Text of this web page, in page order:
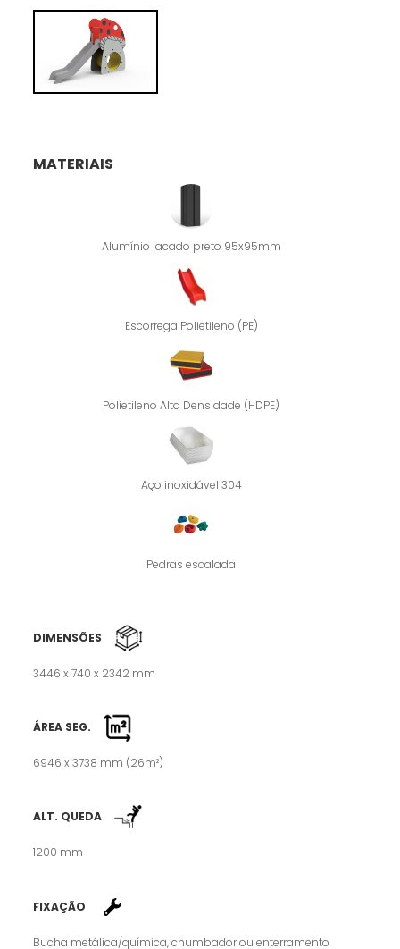
MATERIAIS
Alumínio lacado preto 95x95mm
Escorrega Polietileno (PE)
Polietileno Alta Densidade (HDPE)
Aço inoxidável 304
Pedras escalada
DIMENSÕES
3446 x 740 x 2342 mm
ÁREA SEG.
6946 x 3738 mm (26m²)
ALT. QUEDA
1200 mm
FIXAÇÃO
Bucha metálica/química, chumbador ou enterramento